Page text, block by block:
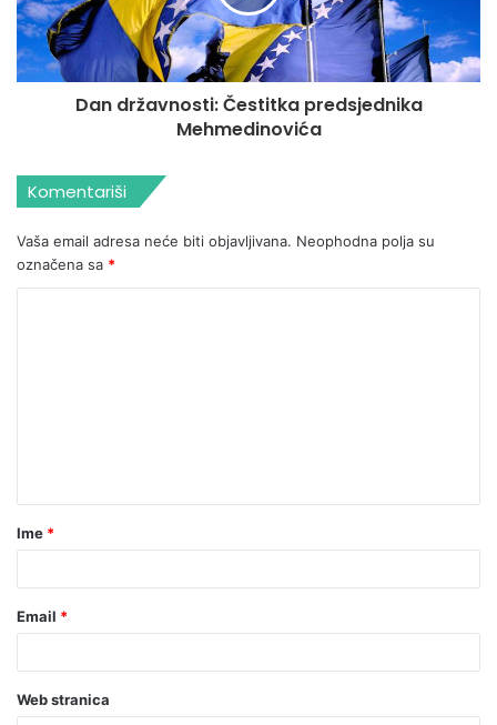
Dan državnosti: Čestitka predsjednika
Mehmedinovića
Komentariši
Vaša email adresa neće biti objavljivana. Neophodna polja su
označena sa *
Ime *
Email *
Web stranica